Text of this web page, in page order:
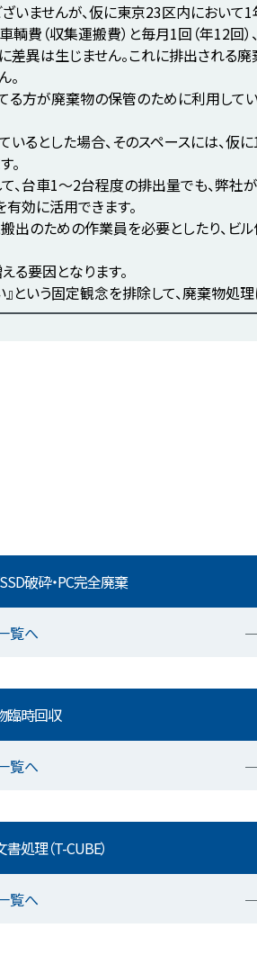
いませんが、仮に東京23区内において
費（収集運搬費）と毎月1回（年12回
差異は生じません。これに排出される
。
る方が廃棄物の保管のために利用して
るとした場合、そのスペースには、
。
、台車1～2台程度の排出量でも、弊社
効に活用できます。
出のための作業員を必要としたり、
る要因となります。
という固定観念を排除して、廃棄物処
破砕・PC完全廃棄
覧へ
臨時回収
覧へ
処理（T-CUBE）
覧へ